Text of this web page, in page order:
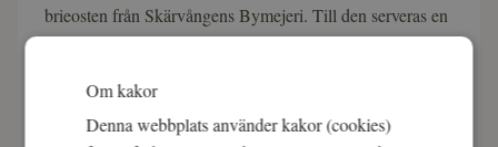
brieosten från Skärvångens Bymejeri. Till den serveras en
hemkokt krusbärsmarmelad från Berits barnbarn Ingrid på
Om kakor
Denna webbplats använder kakor (cookies)